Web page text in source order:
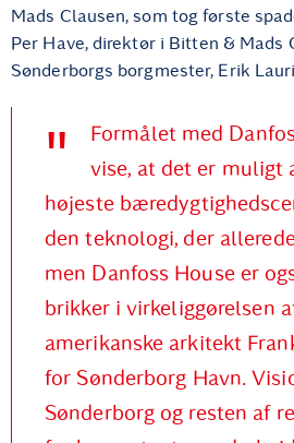
Mads Clausen, som tog første
Per Have, direktør i Bitten & Mads
Sønderborgs borgmester, Erik
Formålet med
vise, at det er muligt
højeste
den teknologi, der
men Danfoss House er
brikker i virkeliggørelsen
amerikanske arkitekt
for Sønderborg Havn.
Sønderborg og resten af